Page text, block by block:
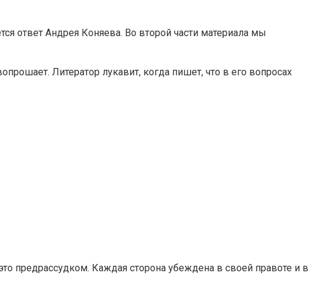
ответ Андрея Коняева. Во второй части материала мы
Литератор лукавит, когда пишет, что в его вопросах
предрассудком. Каждая сторона убеждена в своей правоте и в